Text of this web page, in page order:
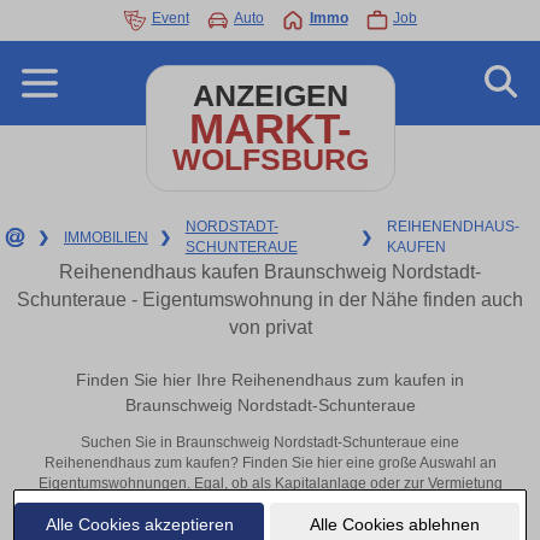
Alle Cookies akzeptieren Alle Cookies ablehnen
Event Auto Immo Job
ANZEIGEN
MARKT-
WOLFSBURG
❯ IMMOBILIEN ❯
NORDSTADT-
SCHUNTERAUE
❯
REIHENENDHAUS-
KAUFEN
Reihenendhaus kaufen Braunschweig Nordstadt-
Schunteraue - Eigentumswohnung in der Nähe finden auch
von privat
Finden Sie hier Ihre Reihenendhaus zum kaufen in
Braunschweig Nordstadt-Schunteraue
Suchen Sie in Braunschweig Nordstadt-Schunteraue eine
Reihenendhaus zum kaufen? Finden Sie hier eine große Auswahl an
Eigentumswohnungen. Egal, ob als Kapitalanlage oder zur Vermietung
– hier finden Sie Ihre Immobilie in Braunschweig Nordstadt-
Schunteraue oder in der Nähe.